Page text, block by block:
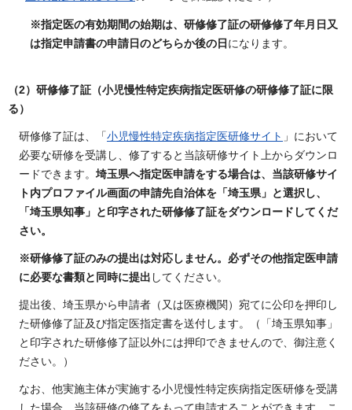
※指定医の有効期間の始期は、研修修了証の研修修了年月日又
は指定申請書の申請日のどちらか後の日になります。
（2）研修修了証（小児慢性特定疾病指定医研修の研修修了証に限
る）
研修修了証は、「小児慢性特定疾病指定医研修サイト 」において
必要な研修を受講し、修了すると当該研修サイト上からダウンロ
ードできます。 埼玉県へ指定医申請をする場合は、当該研修サイ
ト内プロファイル画面の申請先自治体を「埼玉県」と選択し、
「埼玉県知事」と印字された研修修了証をダウンロードしてくだ
さい。
※研修修了証のみの提出は対応しません。必ずその他指定医申請
に必要な書類と同時に提出 してください。
提出後、埼玉県から申請者（又は医療機関）宛てに公印を押印し
た研修修了証及び指定医指定書を送付します。（「埼玉県知事」
と印字された研修修了証以外には押印できませんので、御注意く
ださい。）
なお、他実施主体が実施する小児慢性特定疾病指定医研修を受講